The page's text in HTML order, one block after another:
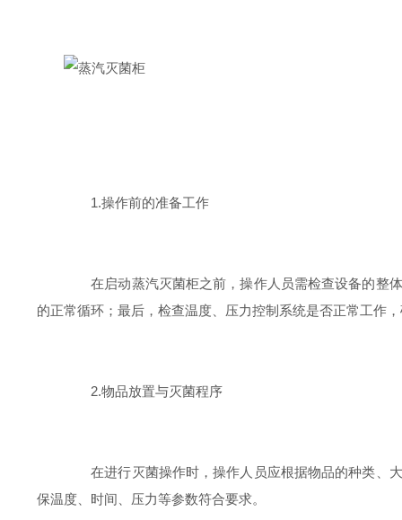
1.操作前的准备工作
在启动蒸汽灭菌柜之前，操作人员需检查设备的整体
的正常循环；最后，检查温度、压力控制系统是否正常工作
2.物品放置与灭菌程序
在进行灭菌操作时，操作人员应根据物品的种类、大
保温度、时间、压力等参数符合要求。